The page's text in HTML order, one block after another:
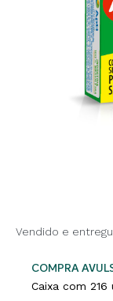
Vendido e
COMPRA
Caixa com 216